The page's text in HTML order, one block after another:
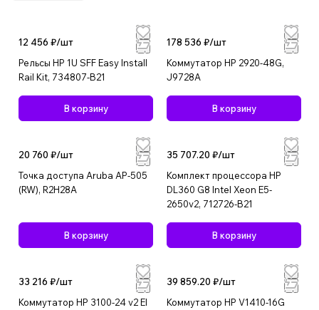
системной интеграции и сервисной поддержке,
выпускает устройства печати и средства вывода
изображений.
12 456 ₽/шт
Рельсы HP 1U SFF Easy Install
Rail Kit, 734807-B21
В корзину
178 536 ₽/шт
Коммутатор HP 2920-48G,
J9728A
В корзину
20 760 ₽/шт
Точка доступа Aruba AP-505
(RW), R2H28A
В корзину
35 707.20 ₽/шт
Комплект процессора HP
DL360 G8 Intel Xeon E5-
2650v2, 712726-B21
В корзину
33 216 ₽/шт
Коммутатор HP 3100-24 v2 EI
39 859.20 ₽/шт
Коммутатор HP V1410-16G